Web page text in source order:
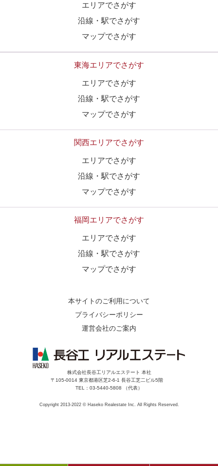
エリアでさがす
沿線・駅でさがす
マップでさがす
東海エリアでさがす
エリアでさがす
沿線・駅でさがす
マップでさがす
関西エリアでさがす
エリアでさがす
沿線・駅でさがす
マップでさがす
福岡エリアでさがす
エリアでさがす
沿線・駅でさがす
マップでさがす
本サイトのご利用について
プライバシーポリシー
運営会社のご案内
株式会社長谷工リアルエステート 本社
〒105-0014 東京都港区芝2-6-1 長谷工芝二ビル5階
TEL：03-5440-5808 （代表）
Copyright 2013-2022 © Haseko Realestate Inc. All Rights Reserved.